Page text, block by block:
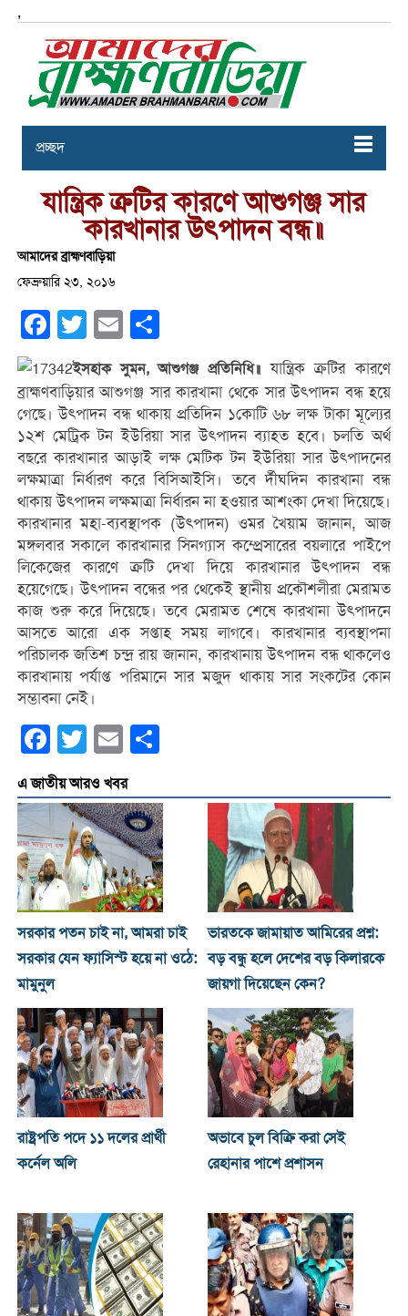
,
প্রচ্ছদ
যান্ত্রিক ক্রটির কারণে আশুগঞ্জ সার
কারখানার উৎপাদন বন্ধ॥
আমাদের ব্রাহ্মণবাড়িয়া
ফেব্রুয়ারি ২৩, ২০১৬
Facebook
Twitter Email
ইসহাক সুমন, আশুগঞ্জ প্রতিনিধি॥ যান্ত্রিক ক্রটির কারণে
ব্রাহ্মণবাড়িয়ার আশুগঞ্জ সার কারখানা থেকে সার উৎপাদন বন্ধ হয়ে
গেছে। উৎপাদন বন্ধ থাকায় প্রতিদিন ১কোটি ৬৮ লক্ষ টাকা মূল্যের
১২শ মেট্রিক টন ইউরিয়া সার উৎপাদন ব্যাহত হবে। চলতি অর্থ
বছরে কারখানার আড়াই লক্ষ মেটিক টন ইউরিয়া সার উৎপাদনের
লক্ষমাত্রা নির্ধারণ করে বিসিআইসি। তবে র্দীঘদিন কারখানা বন্ধ
থাকায় উৎপাদন লক্ষমাত্রা নির্ধারন না হওয়ার আশংকা দেখা দিয়েছে।
কারখানার মহা-ব্যবস্থাপক (উৎপাদন) ওমর খৈয়াম জানান, আজ
মঙ্গলবার সকালে কারখানার সিনগ্যাস কম্প্রেসারের বয়লারে পাইপে
লিকেজের কারণে ক্রটি দেখা দিয়ে কারখানার উৎপাদন বন্ধ
হয়েগেছে। উৎপাদন বন্ধের পর থেকেই স্থানীয় প্রকৌশলীরা মেরামত
কাজ শুরু করে দিয়েছে। তবে মেরামত শেষে কারখানা উৎপাদনে
আসতে আরো এক সপ্তাহ সময় লাগবে। কারখানার ব্যবস্থাপনা
পরিচালক জতিশ চন্দ্র রায় জানান, কারখানায় উৎপাদন বন্ধ থাকলেও
কারখানায় পর্যাপ্ত পরিমানে সার মজুদ থাকায় সার সংকটের কোন
সম্ভাবনা নেই।
Facebook
Twitter Email
এ জাতীয় আরও খবর
সরকার পতন চাই না, আমরা চাই
সরকার যেন ফ্যাসিস্ট হয়ে না ওঠে:
মামুনুল
ভারতকে জামায়াত আমিরের প্রশ্ন:
বড় বন্ধু হলে দেশের বড় কিলারকে
জায়গা দিয়েছেন কেন?
রাষ্ট্রপতি পদে ১১ দলের প্রার্থী
কর্নেল অলি
অভাবে চুল বিক্রি করা সেই
রেহানার পাশে প্রশাসন